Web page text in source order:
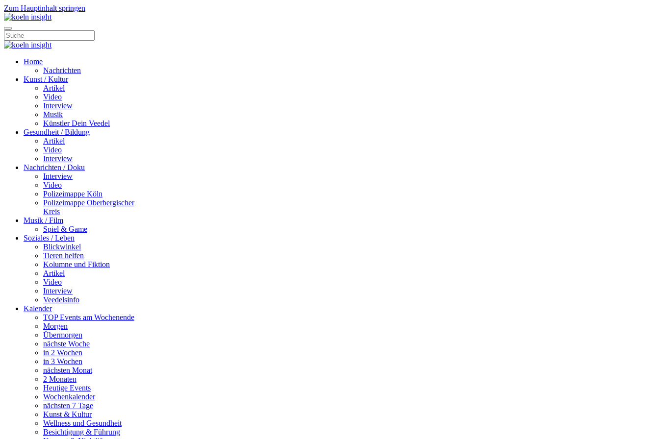
Zum Hauptinhalt springen
Home
Nachrichten
Kunst / Kultur
Artikel
Video
Interview
Musik
Künstler Dein Veedel
Gesundheit / Bildung
Artikel
Video
Interview
Nachrichten / Doku
Interview
Video
Polizeimappe Köln
Polizeimappe Oberbergischer
Kreis
Musik / Film
Spiel & Game
Soziales / Leben
Blickwinkel
Tieren helfen
Kolumne und Fiktion
Artikel
Video
Interview
Veedelsinfo
Kalender
TOP Events am Wochenende
Morgen
Übermorgen
nächste Woche
in 2 Wochen
in 3 Wochen
nächsten Monat
2 Monaten
Heutige Events
Wochenkalender
nächsten 7 Tage
Kunst & Kultur
Wellness und Gesundheit
Besichtigung & Führung